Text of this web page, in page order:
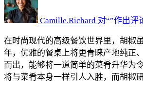
Camille.Richard 对“辣
最
适
合
提
”作出评
在时尚现代的高级餐饮世界里，胡椒
年，优雅的餐桌上将更青睐产地纯正
而出，能够将一道简单的菜肴升华为
将与菜肴本身一样引人入胜，而胡椒